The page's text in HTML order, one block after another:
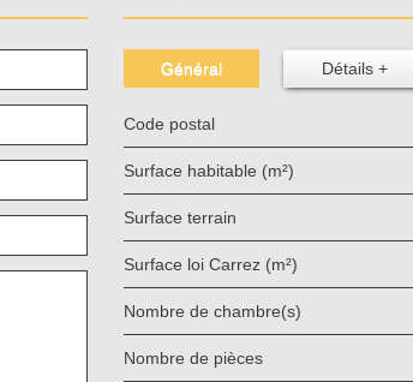
Général Détails +
Code postal
Surface habitable (m²)
surface terrain
Surface loi Carrez (m²)
Nombre de chambre(s)
Nombre de pièces